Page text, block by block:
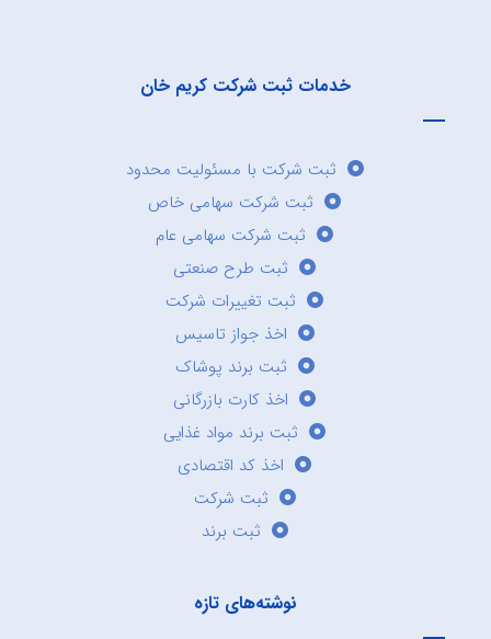
خدمات ثبت شرکت کریم خان
ثبت شرکت با مسئولیت محدود
ثبت شرکت سهامی خاص
ثبت شرکت سهامی عام
ثبت طرح صنعتی
ثبت تغییرات شرکت
اخذ جواز تاسیس
ثبت برند پوشاک
اخذ کارت بازرگانی
ثبت برند مواد غذایی
اخذ کد اقتصادی
ثبت شرکت
ثبت برند
نوشته‌های تازه